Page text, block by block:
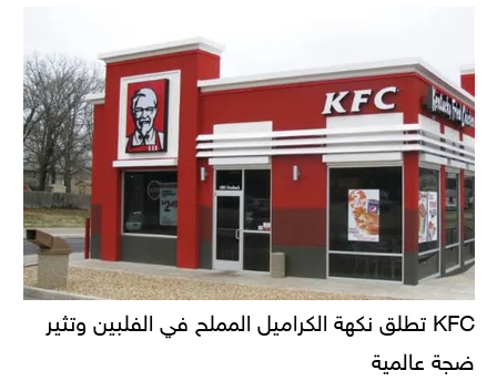
KFC تطلق نكهة الكراميل المملح في الفلبين وتثير
ضجة عالمية